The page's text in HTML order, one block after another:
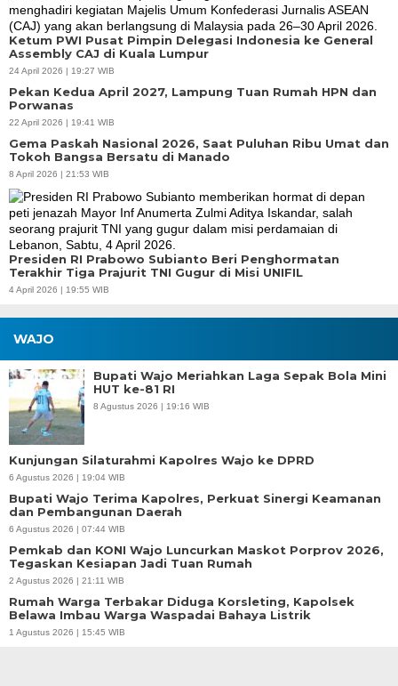
Ketum PWI Pusat Pimpin Delegasi Indonesia ke General
Assembly CAJ di Kuala Lumpur
24 April 2026 | 19:27 WIB
Pekan Kedua April 2027, Lampung Tuan Rumah HPN dan
Porwanas
22 April 2026 | 19:41 WIB
Gema Paskah Nasional 2026, Saat Puluhan Ribu Umat dan
Tokoh Bangsa Bersatu di Manado
8 April 2026 | 21:53 WIB
Presiden RI Prabowo Subianto Beri Penghormatan
Terakhir Tiga Prajurit TNI Gugur di Misi UNIFIL
4 April 2026 | 19:55 WIB
WAJO
Bupati Wajo Meriahkan Laga Sepak Bola Mini
HUT ke-81 RI
8 Agustus 2026 | 19:16 WIB
Kunjungan Silaturahmi Kapolres Wajo ke DPRD
6 Agustus 2026 | 19:04 WIB
Bupati Wajo Terima Kapolres, Perkuat Sinergi Keamanan
dan Pembangunan Daerah
6 Agustus 2026 | 07:44 WIB
Pemkab dan KONI Wajo Luncurkan Maskot Porprov 2026,
Tegaskan Kesiapan Jadi Tuan Rumah
2 Agustus 2026 | 21:11 WIB
Rumah Warga Terbakar Diduga Korsleting, Kapolsek
Belawa Imbau Warga Waspadai Bahaya Listrik
1 Agustus 2026 | 15:45 WIB